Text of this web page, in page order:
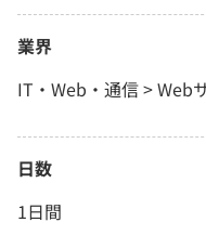
業界
IT・Web・通信 > Web
日数
1日間